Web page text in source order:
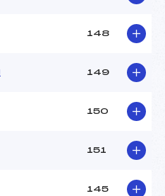
148
149
150
151
145